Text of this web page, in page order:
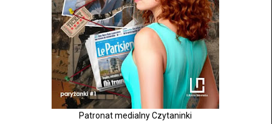
Patronat medialny Czytaninki